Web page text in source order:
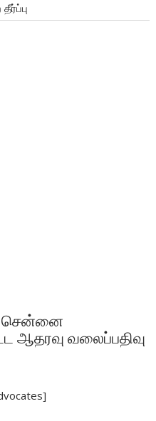
சென்னை
ஆதரவு வலைப்பதிவு